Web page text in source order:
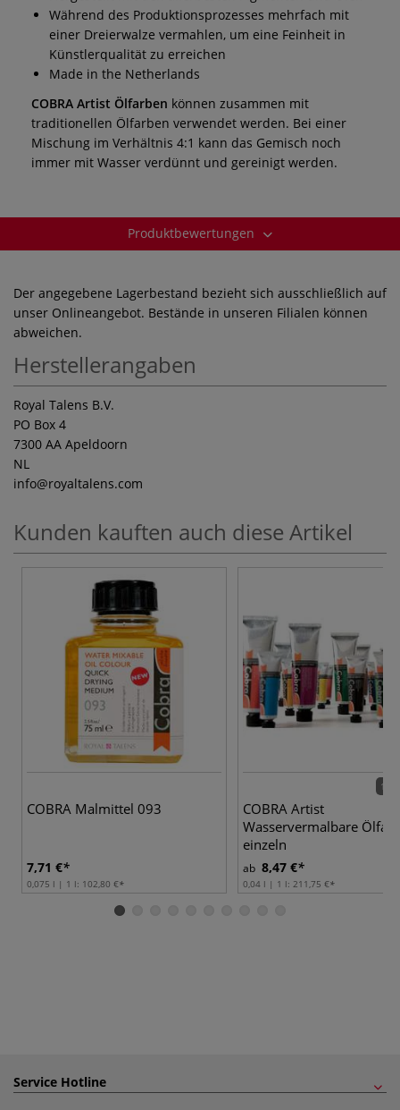
Während des Produktionsprozesses mehrfach mit
einer Dreierwalze vermahlen, um eine Feinheit in
Künstlerqualität zu erreichen
Made in the Netherlands
COBRA Artist Ölfarben können zusammen mit
traditionellen Ölfarben verwendet werden. Bei einer
Mischung im Verhältnis 4:1 kann das Gemisch noch
immer mit Wasser verdünnt und gereinigt werden.
Produktbewertungen
Der angegebene Lagerbestand bezieht sich ausschließlich auf
unser Onlineangebot. Bestände in unseren Filialen können
abweichen.
Herstellerangaben
Royal Talens B.V.
PO Box 4
7300 AA Apeldoorn
NL
info@royaltalens.com
Kunden kauften auch diese Artikel
COBRA Malmittel 093
7,71 €
0,075 l | 1 l: 102,80 €
100
COBRA Artist
Wasservermalbare
einzeln
ab 8,47 €
0,04 l | 1 l: 211,75 €
Service Hotline